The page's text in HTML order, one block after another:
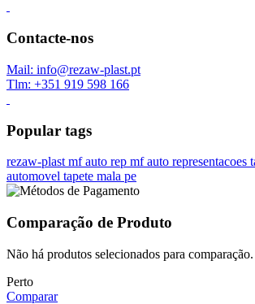
Contacte-nos
Mail: info@rezaw-plast.pt
Tlm: +351 919 598 166
Popular tags
rezaw-plast mf auto rep mf auto representacoes
automovel tapete mala pe
Comparação de Produto
Não há produtos selecionados para comparação.
Perto
Comparar